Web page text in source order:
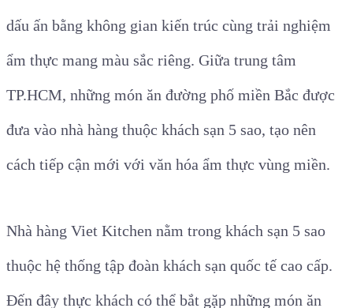
dấu ấn bằng không gian kiến trúc cùng trải nghiệm
ẩm thực mang màu sắc riêng. Giữa trung tâm
TP.HCM, những món ăn đường phố miền Bắc được
đưa vào nhà hàng thuộc khách sạn 5 sao, tạo nên
cách tiếp cận mới với văn hóa ẩm thực vùng miền.
Nhà hàng Viet Kitchen nằm trong khách sạn 5 sao
thuộc hệ thống tập đoàn khách sạn quốc tế cao cấp.
Đến đây thực khách có thể bắt gặp những món ăn